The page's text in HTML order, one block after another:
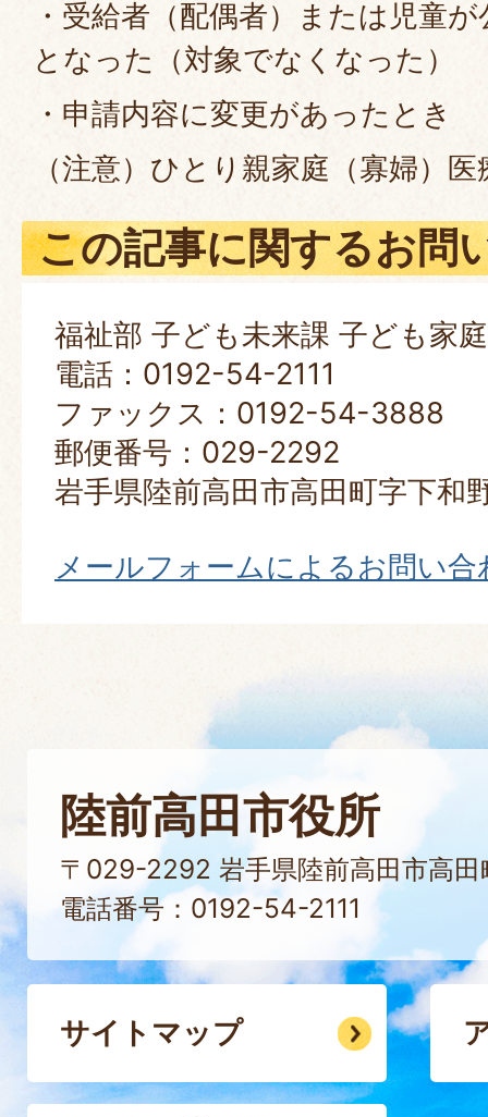
・受給者（配偶者）または児童
となった（対象でなくなった）
・申請内容に変更があったとき
（注意）ひとり親家庭（寡婦）
この記事に関するお問
福祉部 子ども未来課 子ども家
電話：0192-54-2111
ファックス：0192-54-3888
郵便番号：029-2292
岩手県陸前高田市高田町字下和
メールフォームによるお問い合
陸前高田市役所
〒029-2292 岩手県陸前高田市高田
電話番号：0192-54-2111
サイトマップ